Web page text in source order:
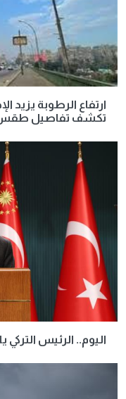
ارتفاع الرطوبة يزيد
تكشف تفاصيل طقس
اليوم.. الرئيس